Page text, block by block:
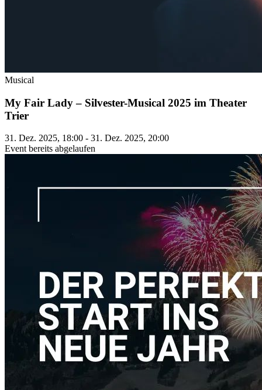
Musical
My Fair Lady – Silvester-Musical 2025 im Theater
Trier
31. Dez. 2025, 18:00 - 31. Dez. 2025, 20:00
Event bereits abgelaufen